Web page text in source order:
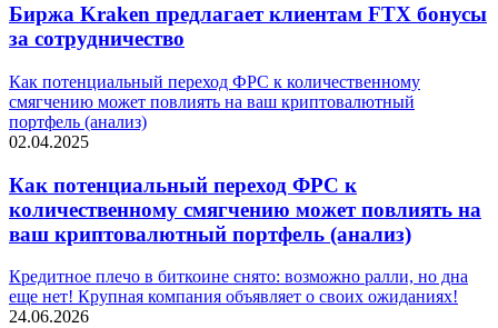
Биржа Kraken предлагает клиентам FTX бонусы
за сотрудничество
Как потенциальный переход ФРС к количественному
смягчению может повлиять на ваш криптовалютный
портфель (анализ)
02.04.2025
Как потенциальный переход ФРС к
количественному смягчению может повлиять на
ваш криптовалютный портфель (анализ)
Кредитное плечо в биткоине снято: возможно ралли, но дна
еще нет! Крупная компания объявляет о своих ожиданиях!
24.06.2026